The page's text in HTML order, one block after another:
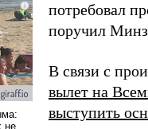
потребовал
поручил
В связи с
вылет на
выступить